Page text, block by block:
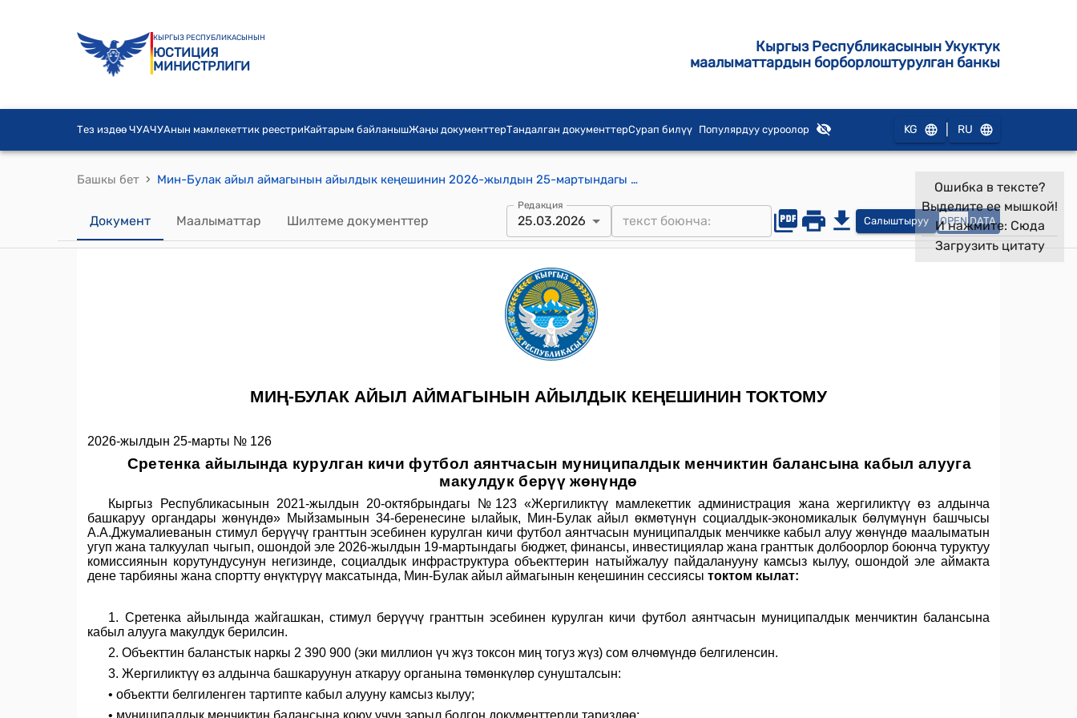
КЫРГЫЗ РЕСПУБЛИКАСЫНЫН
ЮСТИЦИЯ
МИНИСТРЛИГИ
Кыргыз Республикасынын Укуктук
маалыматтардын борборлоштурулган банкы
Тез издөө ЧУАЧУАнын мамлекеттик реестриКайтарым байланышЖаңы документтерТандалган документтерСурап билүү Популярдуу суроолор KG RU
Башкы бет › Мин-Булак айыл аймагынын айылдык кеңешинин 2026-жылдын 25-мартындагы № 126 "Сретенка айылында курулган кичи футбол аянтчасын муниципалдык менчиктин балансына кабыл алууга макулдук берүү жөнүндө" токтому
Документ Маалыматтар Шилтеме документтер
Редакция
25.03.2026 Салыштыруу OPEN DATA
Ошибка в тексте?
Выделите ее мышкой!
И нажмите: Сюда
Загрузить цитату